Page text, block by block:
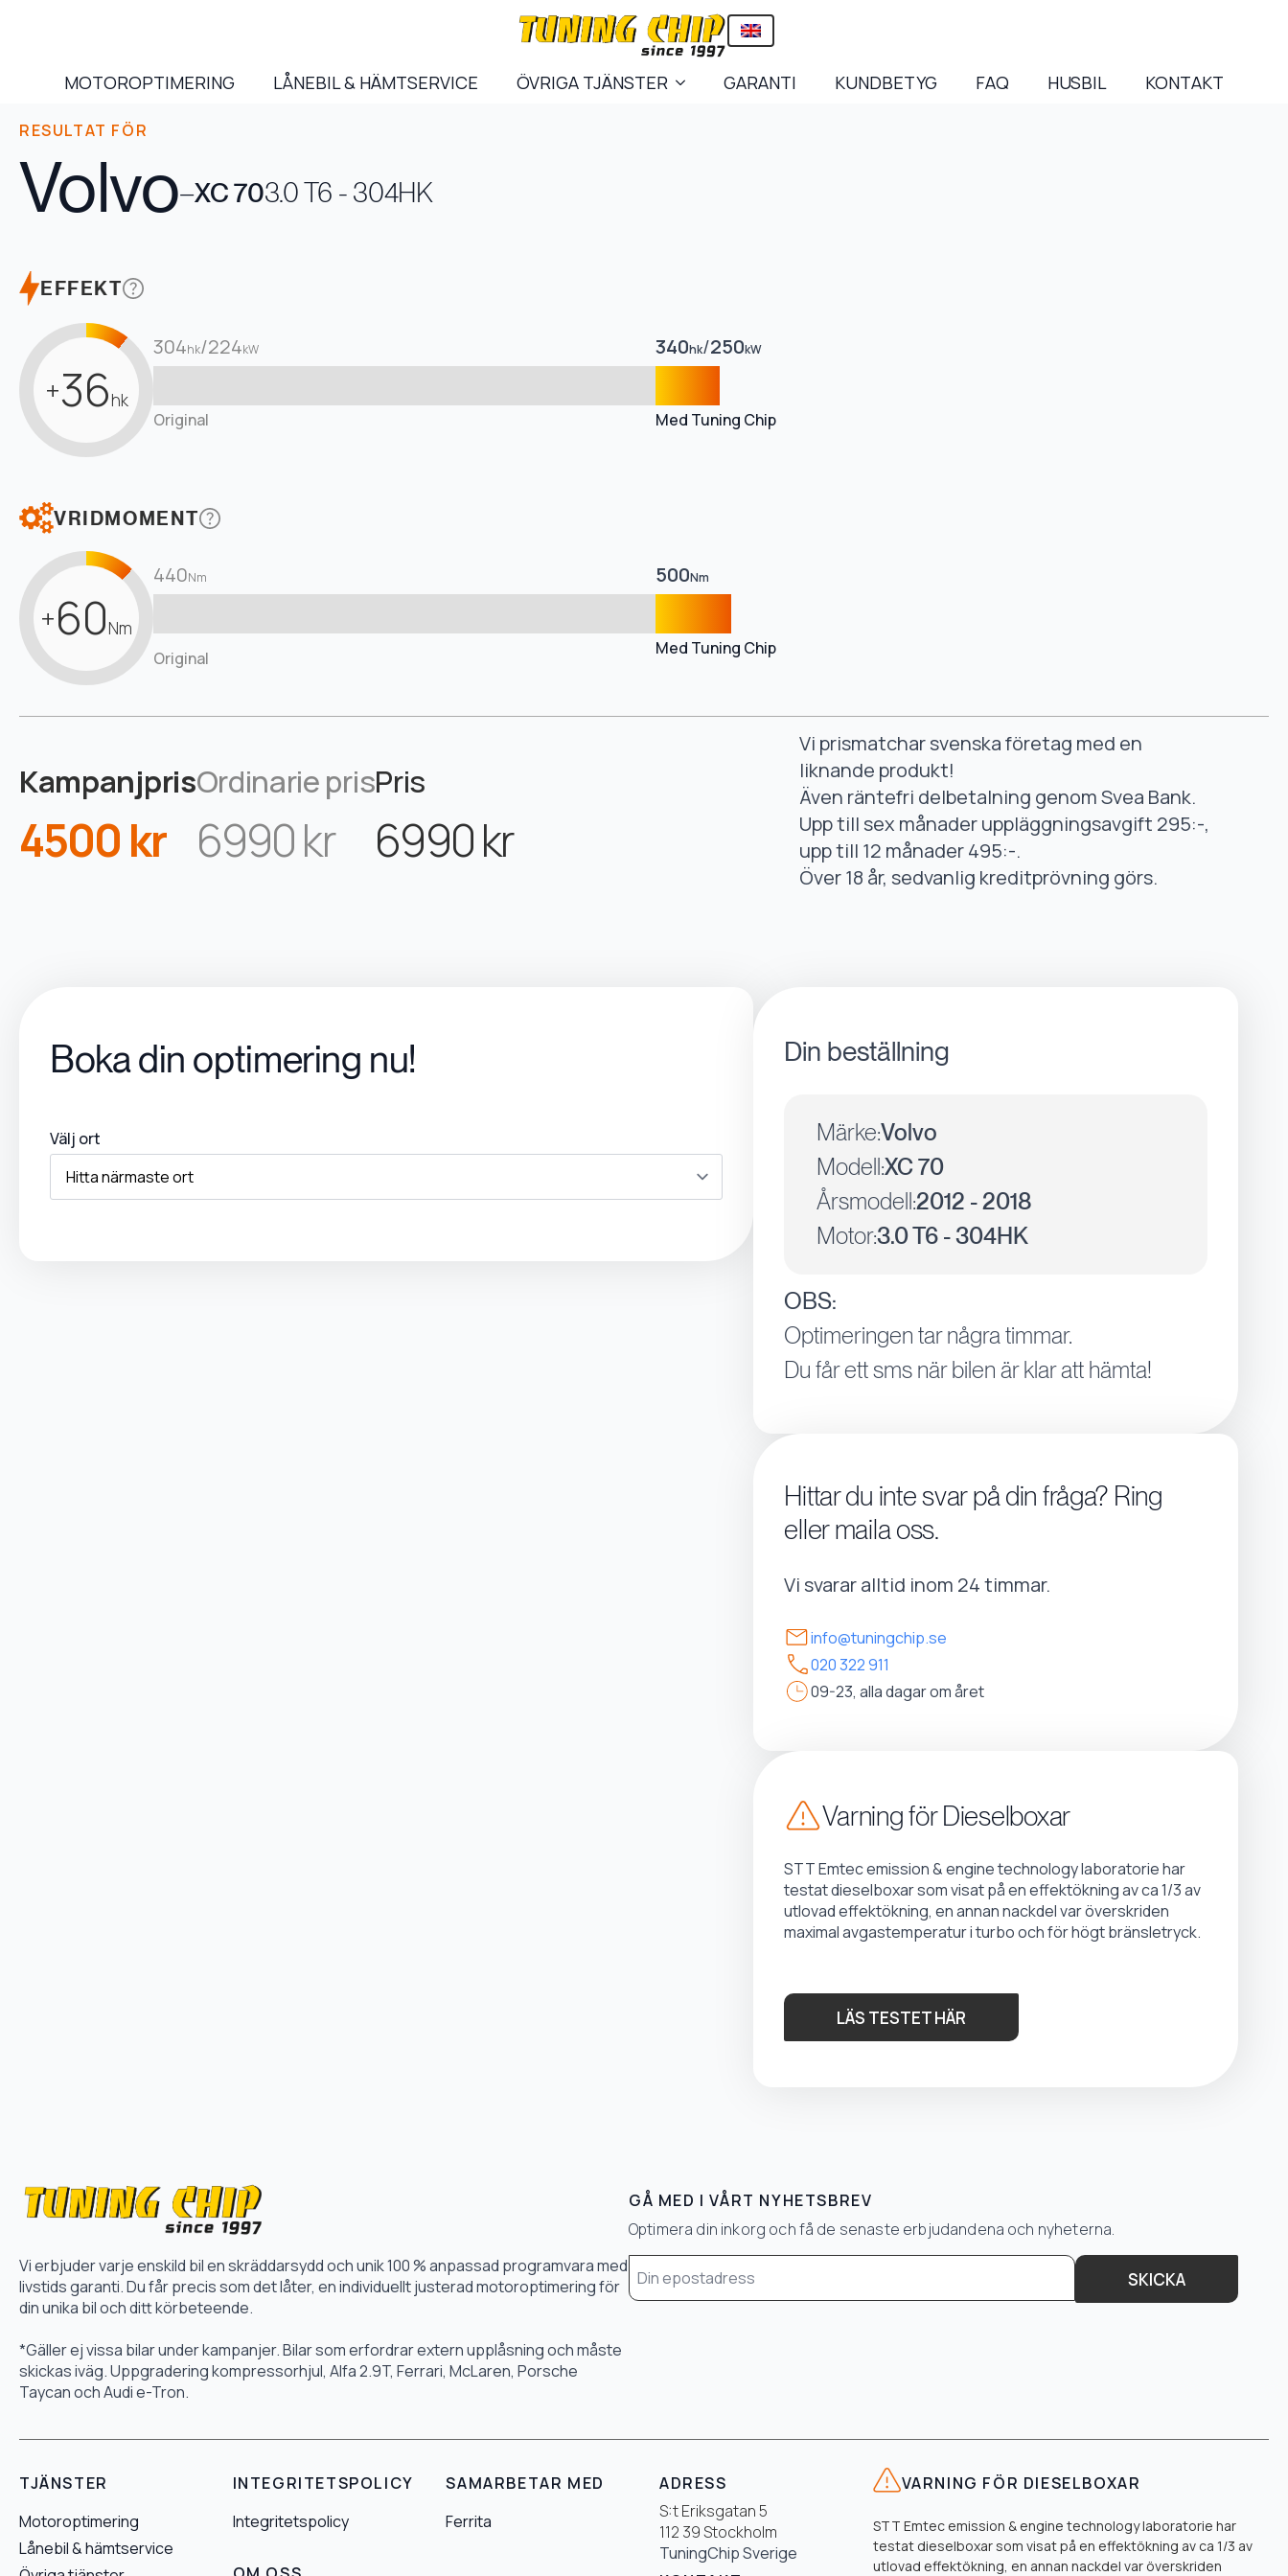
MOTOROPTIMERING LÅNEBIL & HÄMTSERVICE ÖVRIGA TJÄNSTER GARANTI KUNDBETYG FAQ HUSBIL KONTAKT
RESULTAT FÖR
Volvo–XC 703.0 T6 - 304HK
EFFEKT
+36hk
304hk/224kW 340hk/250kW
Original Med Tuning Chip
VRIDMOMENT
+60Nm
440Nm 500Nm
Original Med Tuning Chip
Kampanjpris
4500 kr
Ordinarie pris
6990 kr
Pris
6990 kr
Vi prismatchar svenska företag med en
liknande produkt!
Även räntefri delbetalning genom Svea Bank.
Upp till sex månader uppläggningsavgift 295:-,
upp till 12 månader 495:-.
Över 18 år, sedvanlig kreditprövning görs.
Boka din optimering nu!
Välj ort
Din beställning
Märke:Volvo
Modell:XC 70
Årsmodell:2012 - 2018
Motor:3.0 T6 - 304HK
OBS:
Optimeringen tar några timmar.
Du får ett sms när bilen är klar att hämta!
Hittar du inte svar på din fråga? Ring
eller maila oss.
Vi svarar alltid inom 24 timmar.
info@tuningchip.se
020 322 911
09-23, alla dagar om året
Varning för Dieselboxar
STT Emtec emission & engine technology laboratorie har
testat dieselboxar som visat på en effektökning av ca 1/3 av
utlovad effektökning, en annan nackdel var överskriden
maximal avgastemperatur i turbo och för högt bränsletryck.
LÄS TESTET HÄR
Vi erbjuder varje enskild bil en skräddarsydd och unik 100 % anpassad programvara med
livstids garanti. Du får precis som det låter, en individuellt justerad motoroptimering för
din unika bil och ditt körbeteende.
*Gäller ej vissa bilar under kampanjer. Bilar som erfordrar extern upplåsning och måste
skickas iväg. Uppgradering kompressorhjul, Alfa 2.9T, Ferrari, McLaren, Porsche
Taycan och Audi e-Tron.
GÅ MED I VÅRT NYHETSBREV
Optimera din inkorg och få de senaste erbjudandena och nyheterna.
Email
* SKICKA
TJÄNSTER
Motoroptimering
Lånebil & hämtservice
INTEGRITETSPOLICY
Integritetspolicy
SAMARBETAR MED
Ferrita
ADRESS
S:t Eriksgatan 5
112 39 Stockholm
TuningChip Sverige
VARNING FÖR DIESELBOXAR
STT Emtec emission & engine technology laboratorie har
testat dieselboxar som visat på en effektökning av ca 1/3 av
utlovad effektökning, en annan nackdel var överskriden